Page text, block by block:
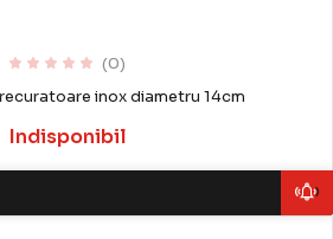
(0)
inox diametru 14cm
Indisponibil